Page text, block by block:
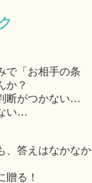
で「お相手の条
か？
断がつかない…
い…
、答えはなかなか
贈る！